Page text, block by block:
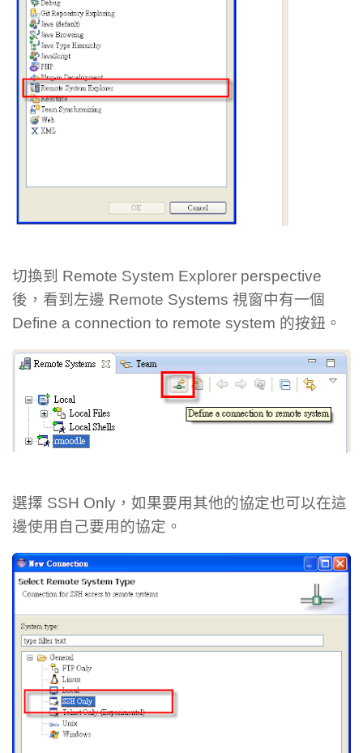
切換到 Remote System Explorer perspective
後，看到左邊 Remote Systems 視窗中有一個
Define a connection to remote system 的按鈕。
選擇 SSH Only，如果要用其他的協定也可以在這
邊使用自己要用的協定。